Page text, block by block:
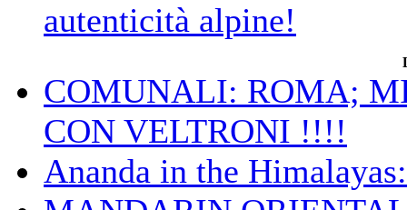
autenticità alpine!
COMUNALI: ROMA;
CON VELTRONI !!!!
Ananda in the